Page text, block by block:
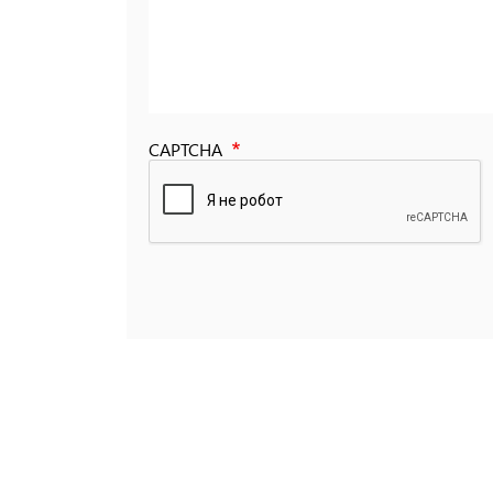
CAPTCHA